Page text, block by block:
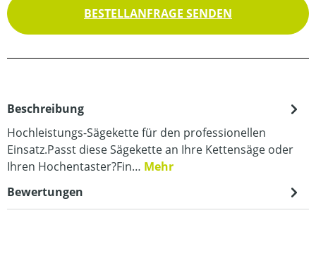
BESTELLANFRAGE SENDEN
Beschreibung
Hochleistungs-Sägekette für den professionellen
Einsatz.Passt diese Sägekette an Ihre Kettensäge oder
Ihren Hochentaster?Fin… Mehr
Bewertungen